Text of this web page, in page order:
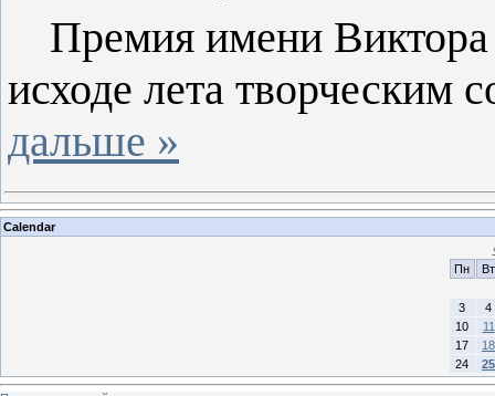
Премия имени
исходе лета творческим
дальше »
Calendar
Пн
Вт
3
4
10
11
17
18
24
25